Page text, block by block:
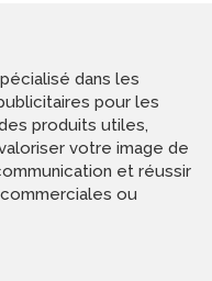
dans les
pour les
produits utiles,
votre image de
et réussir
ou